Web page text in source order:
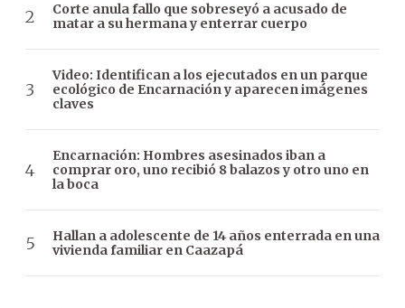
Corte anula fallo que sobreseyó a acusado de
matar a su hermana y enterrar cuerpo
Video: Identifican a los ejecutados en un parque
ecológico de Encarnación y aparecen imágenes
claves
Encarnación: Hombres asesinados iban a
comprar oro, uno recibió 8 balazos y otro uno en
la boca
Hallan a adolescente de 14 años enterrada en una
vivienda familiar en Caazapá